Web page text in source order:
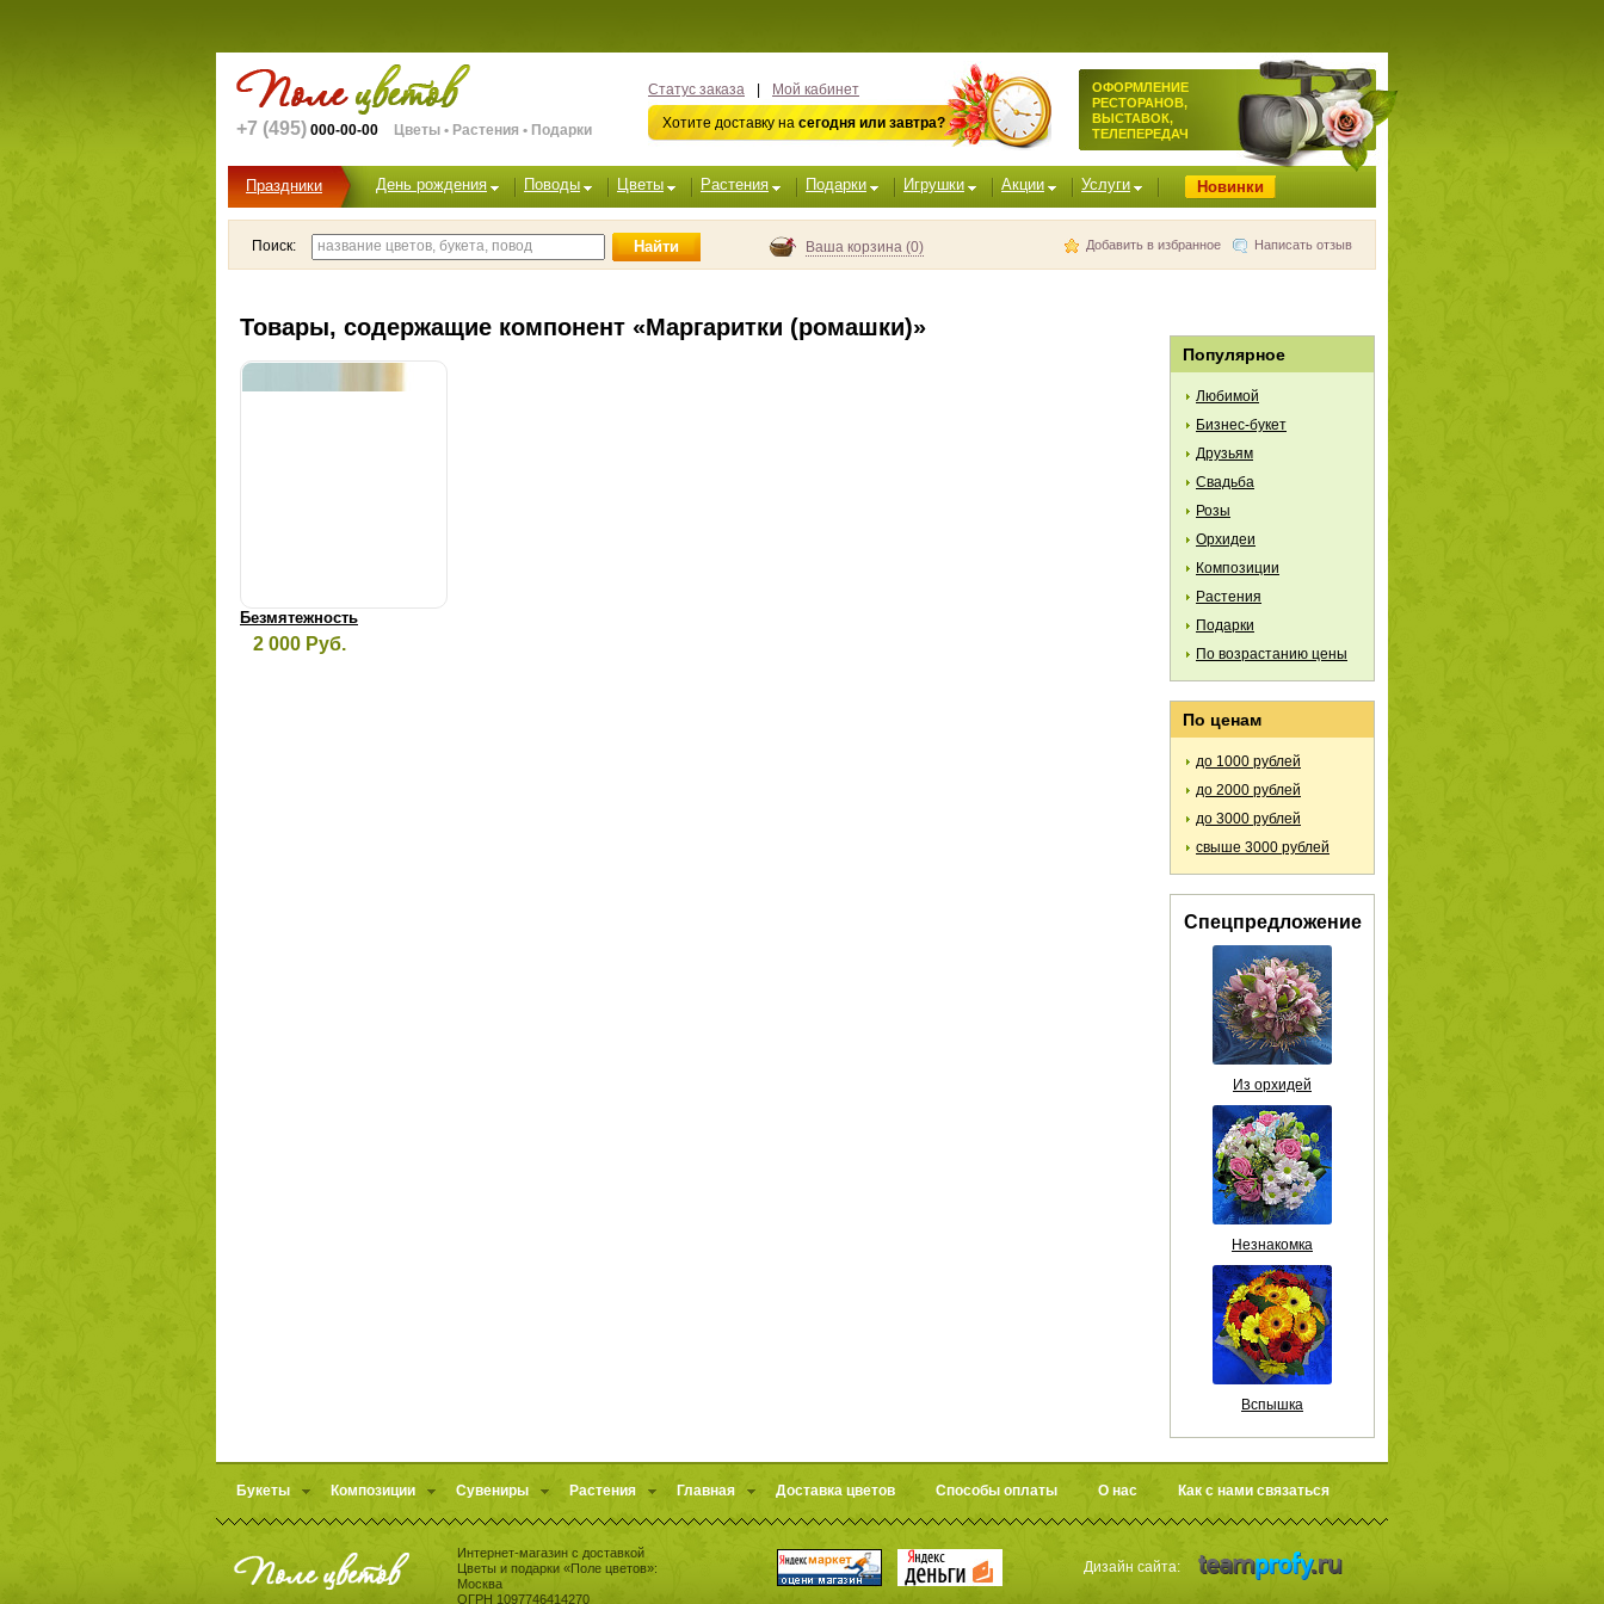
+7 (495) 000-00-00 Цветы • Растения • Подарки
Статус заказа
Мой кабинет
Хотите доставку на сегодня или завтра?
ОФОРМЛЕНИЕ
РЕСТОРАНОВ,
ВЫСТАВОК,
ТЕЛЕПЕРЕДАЧ
Праздники День рождения Поводы Цветы Растения Подарки Игрушки Акции Услуги Новинки
Поиск: Найти Ваша корзина (0) Добавить в избранное Написать отзыв
Товары, содержащие компонент «Маргаритки (ромашки)»
Безмятежность
2 000 Руб.
Популярное
Любимой
Бизнес-букет
Друзьям
Свадьба
Розы
Орхидеи
Композиции
Растения
Подарки
По возрастанию цены
По ценам
до 1000 рублей
до 2000 рублей
до 3000 рублей
свыше 3000 рублей
Спецпредложение
Из орхидей
Незнакомка
Вспышка
Букеты Композиции Сувениры Растения Главная Доставка цветов Способы оплаты О нас Как с нами связаться
Интернет-магазин с доставкой
Цветы и подарки «Поле цветов»:
Москва
ОГРН 1097746414270
Дизайн сайта: